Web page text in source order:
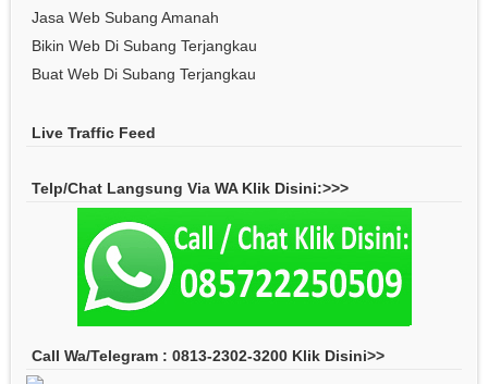
Jasa Web Subang Amanah
Bikin Web Di Subang Terjangkau
Buat Web Di Subang Terjangkau
Live Traffic Feed
Telp/Chat Langsung Via WA Klik Disini:>>>
Call Wa/Telegram : 0813-2302-3200 Klik Disini>>